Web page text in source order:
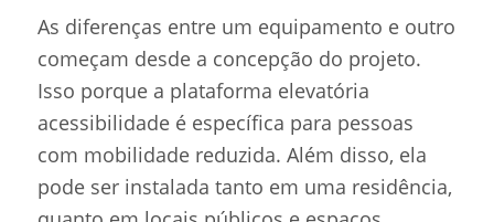
As diferenças entre um equipamento e outro
começam desde a concepção do projeto.
Isso porque a plataforma elevatória
acessibilidade é específica para pessoas
com mobilidade reduzida. Além disso, ela
pode ser instalada tanto em uma residência,